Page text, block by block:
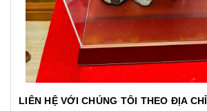
LIÊN HỆ VỚI CHÚNG TÔI THEO ĐỊA CHỈ